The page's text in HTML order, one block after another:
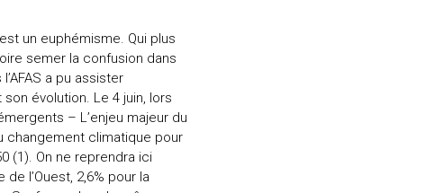
un euphémisme. Qui plus
semer la confusion dans
a pu assister
évolution. Le 4 juin, lors
– L’enjeu majeur du
changement climatique pour
(1). On ne reprendra ici
l’Ouest, 2,6% pour la